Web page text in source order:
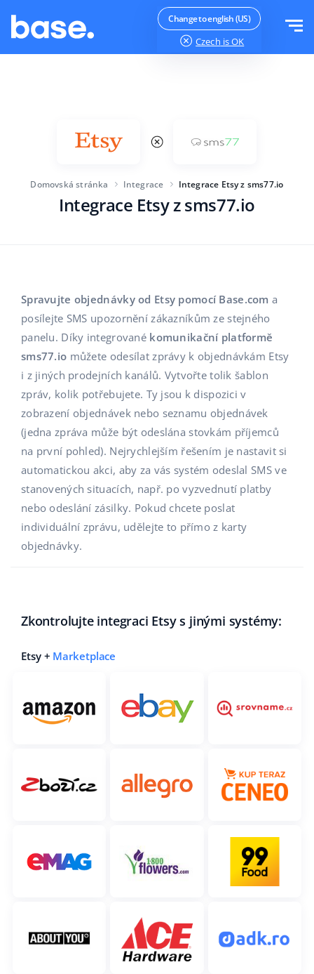
Change to english (US)
Czech is OK
Správce objednávek
Produktový manažer
Správa přepravy
Automatizace procesů
Base Connect
AI pro e-commerce
Base Analytics
Velikost společnosti
Pro začínající e-commerce
Domov a zahrada
Výrobky pro děti
Elektronika
Automobilové díly
Supermarket
Zdraví a krása
Móda
Podpora
Akademie
Kalendář webinářů a eventů
Služby
Implementace systému
Audit účtu
Kalkulačka růstu tržeb a úspor s Base
Čeština
english (US)
english (GB)
english (IN)
čeština
deutsch
Ελληνικά
español (AR)
español (MX)
Italiano
polski
română
Přihlásit se
Domovská stránka Integrace Integrace Etsy z sms77.io
Integrace Etsy z sms77.io
Spravujte objednávky od Etsy pomocí Base.com a
posílejte SMS upozornění zákazníkům ze stejného
panelu. Díky integrované komunikační platformě
sms77.io můžete odesílat zprávy k objednávkám Etsy
i z jiných prodejních kanálů. Vytvořte tolik šablon
zpráv, kolik potřebujete. Ty jsou k dispozici v
zobrazení objednávek nebo seznamu objednávek
(jedna zpráva může být odeslána stovkám příjemců
na první pohled). Nejrychlejším řešením je nastavit si
automatickou akci, aby za vás systém odeslal SMS ve
stanovených situacích, např. po vyzvednutí platby
nebo odeslání zásilky. Pokud chcete poslat
individuální zprávu, udělejte to přímo z karty
objednávky.
Zkontrolujte integraci Etsy s jinými systémy:
Etsy + Marketplace